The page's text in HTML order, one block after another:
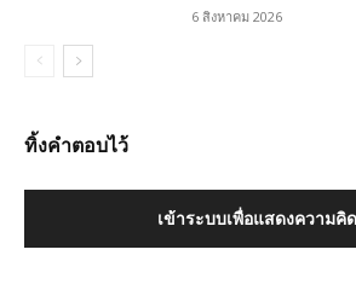
6 สิงหาคม 2026
ทิ้งคำตอบไว้
เข้าระบบเพื่อแสดงความคิ